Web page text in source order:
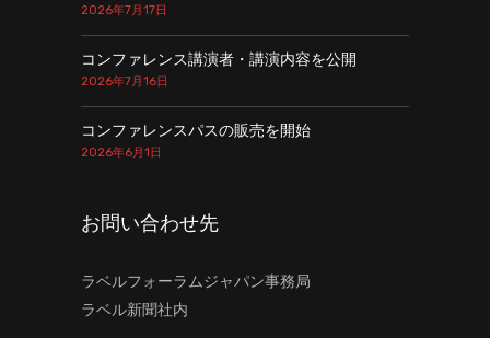
2026年7月17日
コンファレンス講演者・講演内容を公開
2026年7月16日
コンファレンスパスの販売を開始
2026年6月1日
お問い合わせ先
ラベルフォーラムジャパン事務局
ラベル新聞社内